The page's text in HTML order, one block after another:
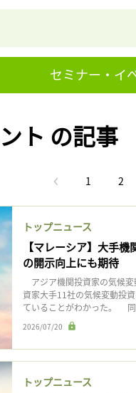
セミナー・イ
ト の記事
1 2
トップニュース
【マレーシア】大手
の開示向上にも期待
アジア機関投資家の気候
資家大手11社の気候変動投
ていることがわかった。
2026/07/20
トップニュース